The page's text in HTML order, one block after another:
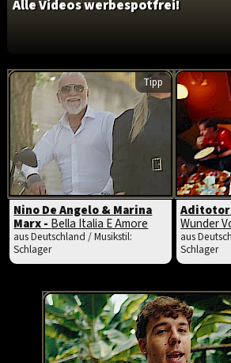
Alle Videos werbespotfrei!
Tipp
Nino De Angelo & Marina
Marx - Bella Italia E Amore
aus Deutschland / Musikstil:
Schlager
Wunder
aus
Schlager